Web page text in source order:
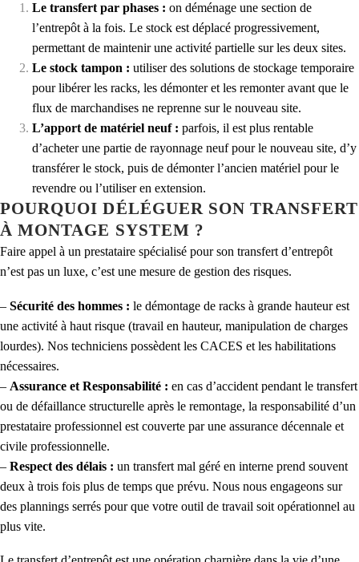
Le transfert par phases : on déménage une section de
l’entrepôt à la fois. Le stock est déplacé progressivement,
permettant de maintenir une activité partielle sur les deux sites.
Le stock tampon : utiliser des solutions de stockage temporaire
pour libérer les racks, les démonter et les remonter avant que le
flux de marchandises ne reprenne sur le nouveau site.
L’apport de matériel neuf : parfois, il est plus rentable
d’acheter une partie de rayonnage neuf pour le nouveau site, d’y
transférer le stock, puis de démonter l’ancien matériel pour le
revendre ou l’utiliser en extension.
POURQUOI DÉLÉGUER SON TRANSFERT
À MONTAGE SYSTEM ?
Faire appel à un prestataire spécialisé pour son transfert d’entrepôt
n’est pas un luxe, c’est une mesure de gestion des risques.
– Sécurité des hommes : le démontage de racks à grande hauteur est
une activité à haut risque (travail en hauteur, manipulation de charges
lourdes). Nos techniciens possèdent les CACES et les habilitations
nécessaires.
– Assurance et Responsabilité : en cas d’accident pendant le transfert
ou de défaillance structurelle après le remontage, la responsabilité d’un
prestataire professionnel est couverte par une assurance décennale et
civile professionnelle.
– Respect des délais : un transfert mal géré en interne prend souvent
deux à trois fois plus de temps que prévu. Nous nous engageons sur
des plannings serrés pour que votre outil de travail soit opérationnel au
plus vite.